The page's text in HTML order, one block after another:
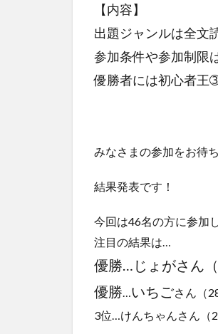
【内容】
出題ジャンルは全文
参加条件や参加制限
優勝者には初心者王
みなさまの参加をお待
結果発表です！
今回は46名の方に参加
注目の結果は…
優勝…じょがさん
優勝 いちごさん（
3位…けんちゃんさん（